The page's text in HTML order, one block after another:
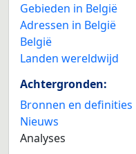
Gebieden in België
Adressen in België
België
Landen wereldwijd
Achtergronden:
Bronnen en definities
Nieuws
Analyses